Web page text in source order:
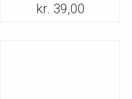
kr. 39,00